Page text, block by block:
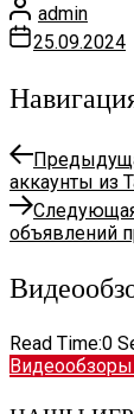
admin
25.09.2024
аккаунты из
объявлений
Read Time:0